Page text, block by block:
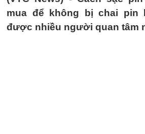
mua để không bị chai pin
được nhiều người quan tâm